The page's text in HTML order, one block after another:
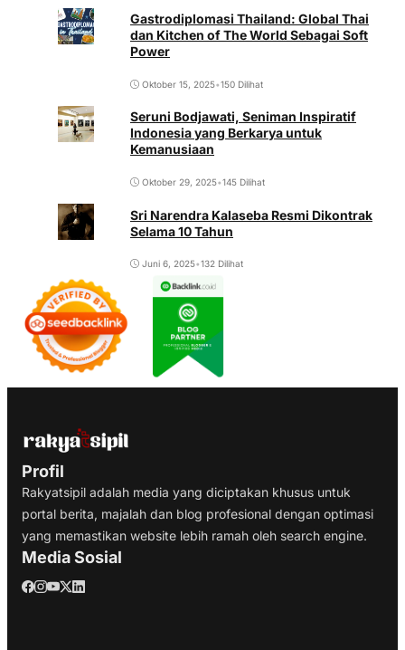
Gastrodiplomasi Thailand: Global Thai
dan Kitchen of The World Sebagai Soft
Power
Oktober 15, 2025•150 Dilihat
Seruni Bodjawati, Seniman Inspiratif
Indonesia yang Berkarya untuk
Kemanusiaan
Oktober 29, 2025•145 Dilihat
Sri Narendra Kalaseba Resmi Dikontrak
Selama 10 Tahun
Juni 6, 2025•132 Dilihat
Profil
Rakyatsipil adalah media yang diciptakan khusus untuk
portal berita, majalah dan blog profesional dengan optimasi
yang memastikan website lebih ramah oleh search engine.
Media Sosial